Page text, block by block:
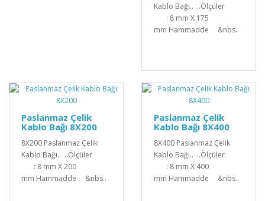
Kablo Bağı.. ..Ölçüler
: 8 mm X 175
mm Hammadde &nbs..
Paslanmaz Çelik
Kablo Bağı 8X200
8X200 Paslanmaz Çelik
Kablo Bağı.. ..Ölçüler
: 8 mm X 200
mm Hammadde &nbs..
Paslanmaz Çelik
Kablo Bağı 8X400
8X400 Paslanmaz Çelik
Kablo Bağı.. ..Ölçüler
: 8 mm X 400
mm Hammadde &nbs..